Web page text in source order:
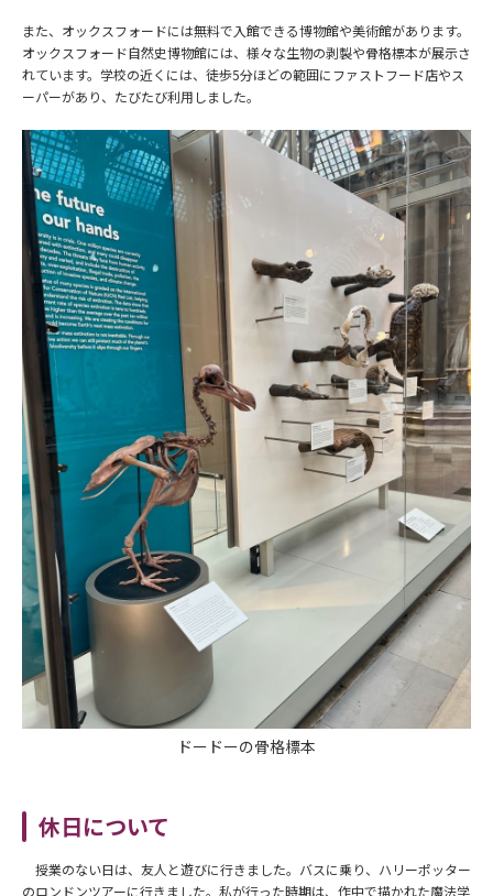
また、オックスフォードには無料で入館できる博物館や美術館があります。
オックスフォード自然史博物館には、様々な生物の剥製や骨格標本が展示さ
れています。学校の近くには、徒歩5分ほどの範囲にファストフード店やス
ーパーがあり、たびたび利用しました。
ドードーの骨格標本
休日について
授業のない日は、友人と遊びに行きました。バスに乗り、ハリーポッター
のロンドンツアーに行きました。私が行った時期は、作中で描かれた魔法学